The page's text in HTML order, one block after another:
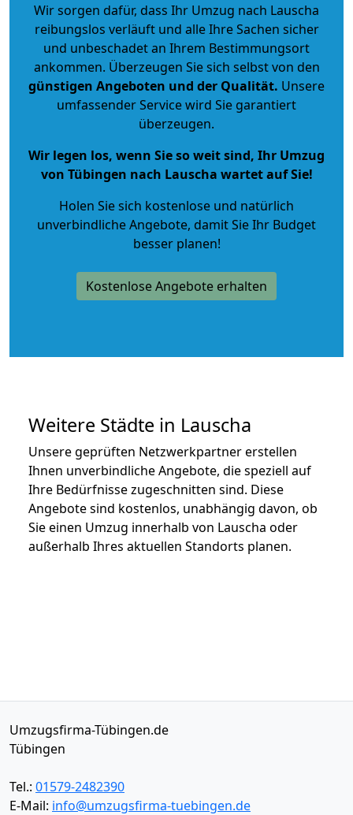
Wir sorgen dafür, dass Ihr Umzug nach Lauscha
reibungslos verläuft und alle Ihre Sachen sicher
und unbeschadet an Ihrem Bestimmungsort
ankommen. Überzeugen Sie sich selbst von den
günstigen Angeboten und der Qualität. Unsere
umfassender Service wird Sie garantiert
überzeugen.
Wir legen los, wenn Sie so weit sind, Ihr Umzug
von Tübingen nach Lauscha wartet auf Sie!
Holen Sie sich kostenlose und natürlich
unverbindliche Angebote, damit Sie Ihr Budget
besser planen!
Kostenlose Angebote erhalten
Weitere Städte in Lauscha
Unsere geprüften Netzwerkpartner erstellen
Ihnen unverbindliche Angebote, die speziell auf
Ihre Bedürfnisse zugeschnitten sind. Diese
Angebote sind kostenlos, unabhängig davon, ob
Sie einen Umzug innerhalb von Lauscha oder
außerhalb Ihres aktuellen Standorts planen.
Umzugsfirma-Tübingen.de
Tübingen
Tel.: 01579-2482390
E-Mail: info@umzugsfirma-tuebingen.de